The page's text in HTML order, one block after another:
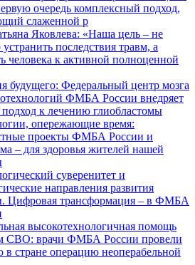
очередь комплексный подход,
слаженной р
Яковлева: «Наша цель – не
устранить последствия травм, а
человека к активной полноценной
будущего: Федеральный центр мозга
ФМБА России внедряет
к лечению глиобластомы
опережающие время:
проекты ФМБА России и
– для здоровья жителей нашей
суверенитет и
направления развития
Цифровая трансформация – в ФМБА
высокотехнологичная помощь
СВО: врачи ФМБА России провели
в стране операцию неоперабельной